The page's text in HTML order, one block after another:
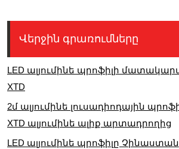
Վերջին գրառումները
LED ալյումինե պրոֆիլի
XTD
2մ ալյումինե լուսադիոդային
XTD ալյումինե ալիք արտադրողից
LED ալյումինե պրոֆիլը